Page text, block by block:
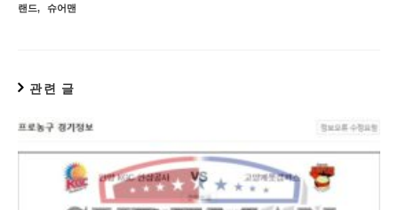
랜드, 슈어맨
관련 글